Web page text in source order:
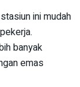
ini mudah
banyak
emas